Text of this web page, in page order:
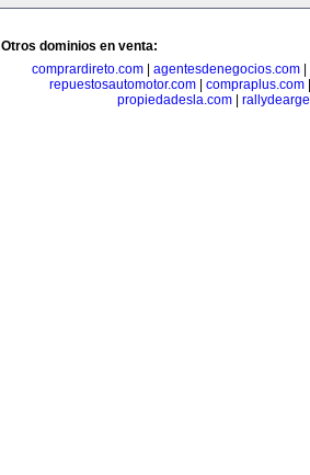
Otros dominios en venta:
comprardireto.com| agentesdenegocios.com|
repuestosautomotor.com
compraplus.com
propiedadesla.com|